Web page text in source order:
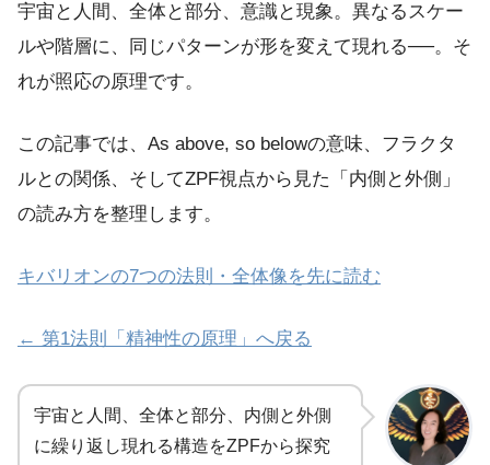
宇宙と人間、全体と部分、意識と現象。異なるスケー
ルや階層に、同じパターンが形を変えて現れる──。そ
れが照応の原理です。
この記事では、As above, so belowの意味、フラクタ
ルとの関係、そしてZPF視点から見た「内側と外側」
の読み方を整理します。
キバリオンの7つの法則・全体像を先に読む
← 第1法則「精神性の原理」へ戻る
宇宙と人間、全体と部分、内側と外側
に繰り返し現れる構造をZPFから探究